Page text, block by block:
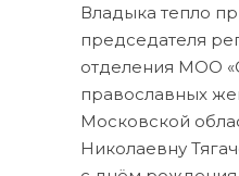
Владыка тепло
председателя
отделения МОО
православных
Московской
Николаевну